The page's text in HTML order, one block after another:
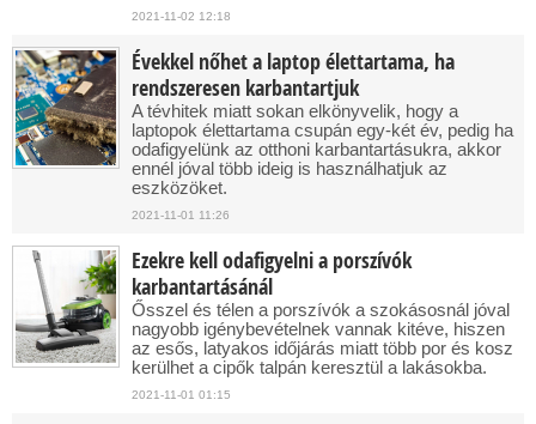
2021-11-02 12:18
Évekkel nőhet a laptop élettartama, ha
rendszeresen karbantartjuk
A tévhitek miatt sokan elkönyvelik, hogy a
laptopok élettartama csupán egy-két év, pedig ha
odafigyelünk az otthoni karbantartásukra, akkor
ennél jóval több ideig is használhatjuk az
eszközöket.
2021-11-01 11:26
Ezekre kell odafigyelni a porszívók
karbantartásánál
Ősszel és télen a porszívók a szokásosnál jóval
nagyobb igénybevételnek vannak kitéve, hiszen
az esős, latyakos időjárás miatt több por és kosz
kerülhet a cipők talpán keresztül a lakásokba.
2021-11-01 01:15